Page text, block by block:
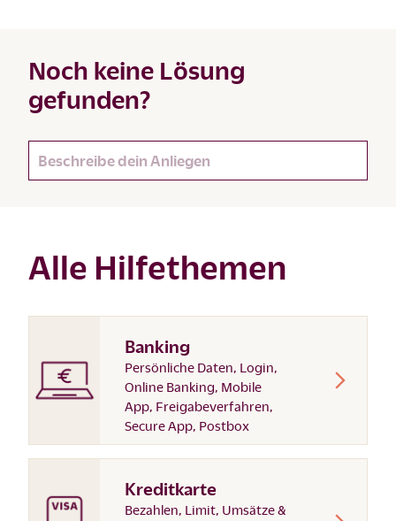
Noch keine Lösung
gefunden?
Alle Hilfethemen
Banking
Persönliche Daten, Login,
Online Banking, Mobile
App, Freigabeverfahren,
Secure App, Postbox
Kreditkarte
Bezahlen, Limit, Umsätze &